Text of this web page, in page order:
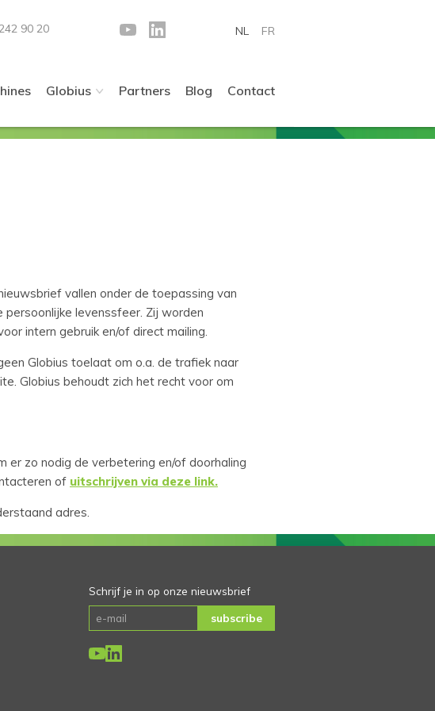
90 20 NL FR
Globius Partners Blog Contact
vallen onder de toepassing van
levenssfeer. Zij worden
intern gebruik en/of direct mailing.
Globius toelaat om o.a. de trafiek naar
Globius behoudt zich het recht voor om
zo nodig de verbetering en/of doorhaling
of uitschrijven via deze link.
adres.
Schrijf je in op onze nieuwsbrief
subscribe